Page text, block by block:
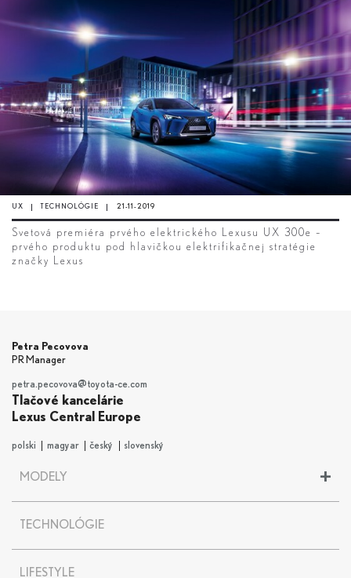
UX TECHNOLÓGIE 21-11-2019
Svetová premiéra prvého elektrického Lexusu UX 300e –
prvého produktu pod hlavičkou elektrifikačnej stratégie
značky Lexus
Petra Pecovova
PR Manager
petra.pecovova@toyota-ce.com
Tlačové kancelárie
Lexus Central Europe
polski magyar český slovenský
+
MODELY
UX
UX 300e
NX
TECHNOLÓGIE
LIFESTYLE